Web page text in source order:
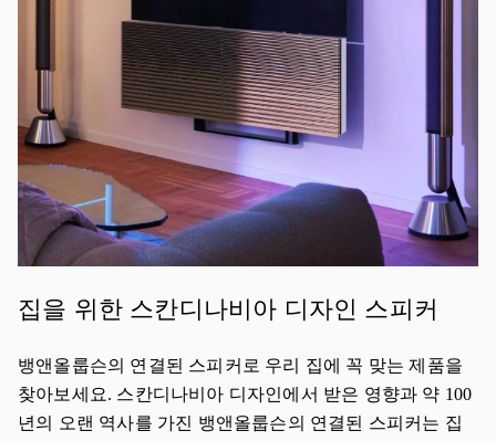
집을 위한 스칸디나비아 디자인 스피커
뱅앤올룹슨의 연결된 스피커로 우리 집에 꼭 맞는 제품을
찾아보세요. 스칸디나비아 디자인에서 받은 영향과 약 100
년의 오랜 역사를 가진 뱅앤올룹슨의 연결된 스피커는 집